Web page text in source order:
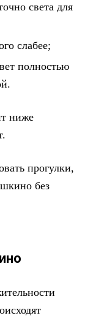
света для
слабее;
полностью
ниже
прогулки,
без